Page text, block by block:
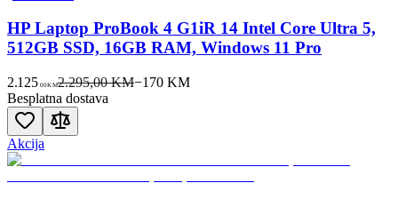
HP Laptop ProBook 4 G1iR 14 Intel Core Ultra 5,
512GB SSD, 16GB RAM, Windows 11 Pro
2.125 00KM2.295,00 KM−170KM
Besplatna dostava
Akcija